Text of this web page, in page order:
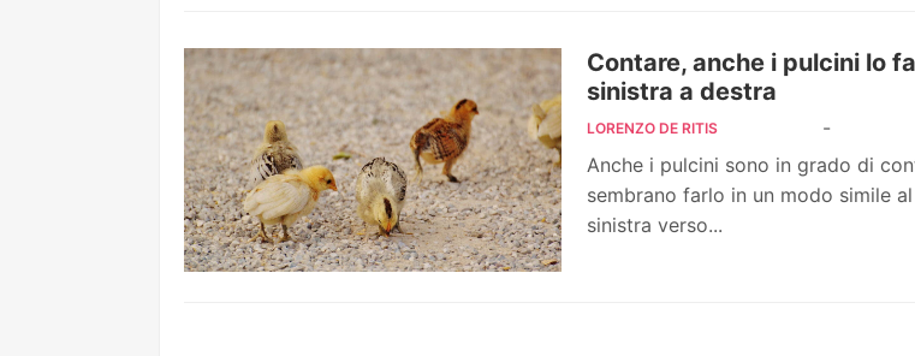
Contare, anche i pulcini lo
sinistra a destra
LORENZO DE RITIS -
Anche i pulcini sono in grado di
sembrano farlo in un modo simile
sinistra verso...